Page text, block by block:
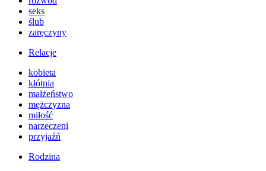
seks
ślub
zaręczyny
Relacje
kobieta
kłótnia
małżeństwo
mężczyzna
miłość
narzeczeni
przyjaźń
Rodzina